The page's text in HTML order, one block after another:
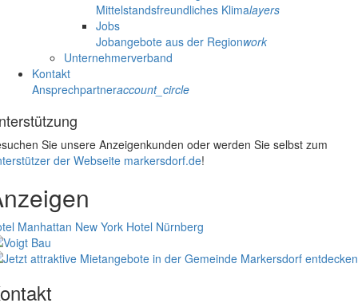
Mittelstandsfreundliches Klimalayers
Jobs
Jobangebote aus der Regionwork
Unternehmerverband
Kontakt
Ansprechpartneraccount_circle
Sie unsere Anzeigenkunden oder werden Sie selbst zum
der Webseite markersdorf.de!
Manhattan New York Hotel Nürnberg